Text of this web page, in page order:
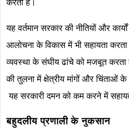
करता है।
यह वर्तमान सरकार की नीतियों और
आलोचना के विकास में भी सहायता
व्यवस्था के संघीय ढांचे को मजबूत
की तुलना में क्षेत्रीय मांगों और चिंताओं
यह सरकारी दमन को कम करने में
बहुदलीय प्रणाली के नुकसान